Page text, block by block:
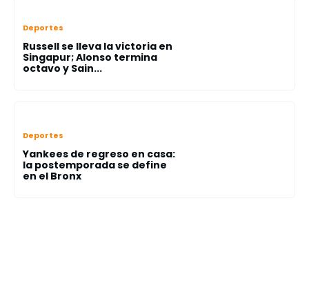
Deportes
Russell se lleva la victoria en
Singapur; Alonso termina
octavo y Sain...
Deportes
Yankees de regreso en casa:
la postemporada se define
en el Bronx